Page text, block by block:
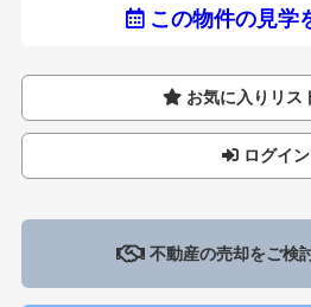
この物件の見学
お気に入りリス
ログイン
不動産の売却をご検